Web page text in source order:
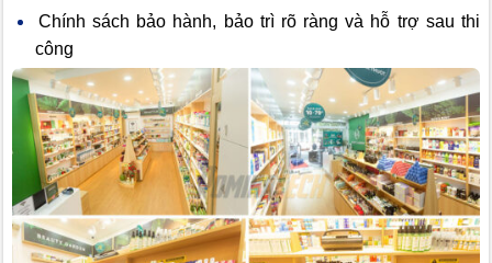
Chính sách bảo hành, bảo trì rõ ràng và hỗ trợ sau thi
công